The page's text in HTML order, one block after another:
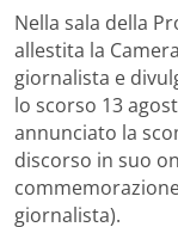
Nella sala della
allestita la
giornalista e
lo scorso 13
annunciato la
discorso in suo
giornalista).